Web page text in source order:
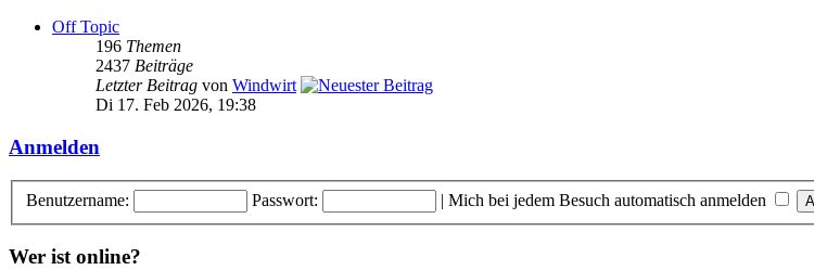
Off Topic
196 Themen
2437 Beiträge
Letzter Beitrag von Windwirt
Di 17. Feb 2026, 19:38
Anmelden
Benutzername: Passwort: | Mich bei jedem Besuch automatisch anmelden
Wer ist online?